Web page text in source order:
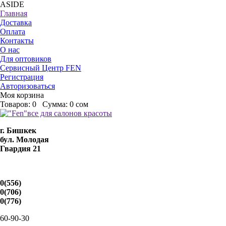
ASIDE
Главная
Доставка
Оплата
Контакты
О нас
Для оптовиков
Сервисный Центр FEN
Регистрация
Авторизоваться
Моя корзина
Товаров: 0 Сумма: 0 сом
г. Бишкек
бул. Молодая
Гвардия 21
0(556)
0(706)
0(776)
60-90-30